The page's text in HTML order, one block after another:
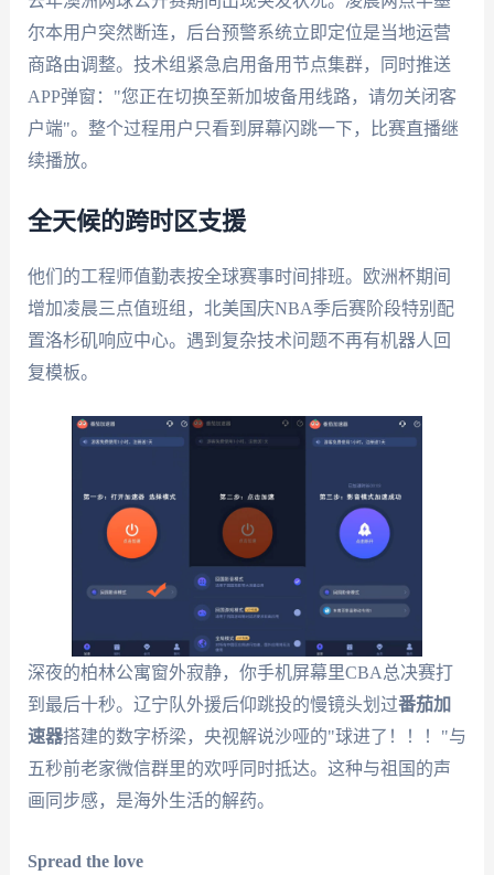
尔本用户突然断连，后台预警系统立即定位是当地运营
商路由调整。技术组紧急启用备用节点集群，同时推送
APP弹窗："您正在切换至新加坡备用线路，请勿关闭客
户端"。整个过程用户只看到屏幕闪跳一下，比赛直播继
续播放。
全天候的跨时区支援
他们的工程师值勤表按全球赛事时间排班。欧洲杯期间
增加凌晨三点值班组，北美国庆NBA季后赛阶段特别配
置洛杉矶响应中心。遇到复杂技术问题不再有机器人回
复模板。
深夜的柏林公寓窗外寂静，你手机屏幕里CBA总决赛打
到最后十秒。辽宁队外援后仰跳投的慢镜头划过番茄加
速器搭建的数字桥梁，央视解说沙哑的"球进了！！！"与
五秒前老家微信群里的欢呼同时抵达。这种与祖国的声
画同步感，是海外生活的解药。
Spread the love